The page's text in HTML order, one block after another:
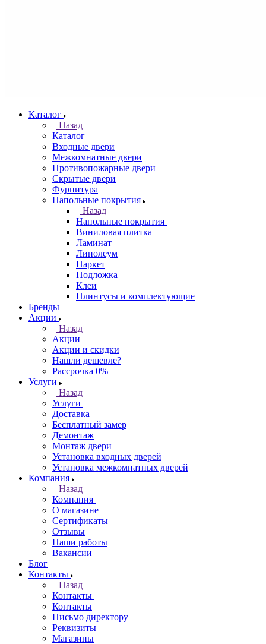
Каталог
Назад
Каталог
Входные двери
Межкомнатные двери
Противопожарные двери
Скрытые двери
Фурнитура
Напольные покрытия
Назад
Напольные покрытия
Виниловая плитка
Ламинат
Линолеум
Паркет
Подложка
Клеи
Плинтусы и комплектующие
Бренды
Акции
Назад
Акции
Акции и скидки
Нашли дешевле?
Рассрочка 0%
Услуги
Назад
Услуги
Доставка
Бесплатный замер
Демонтаж
Монтаж двери
Установка входных дверей
Установка межкомнатных дверей
Компания
Назад
Компания
О магазине
Сертификаты
Отзывы
Наши работы
Вакансии
Блог
Контакты
Назад
Контакты
Контакты
Письмо директору
Реквизиты
Магазины